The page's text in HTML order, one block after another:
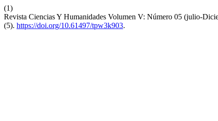
(1)
Revista Ciencias Y Humanidades Volumen V: Número 05 (julio-
(5). https://doi.org/10.61497/tpw3k903.